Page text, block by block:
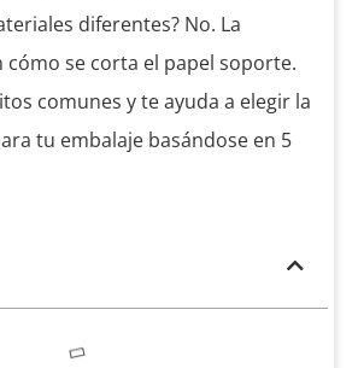
diferentes? No. La
cómo se corta el papel soporte.
comunes y te ayuda a elegir la
tu embalaje basándose en 5